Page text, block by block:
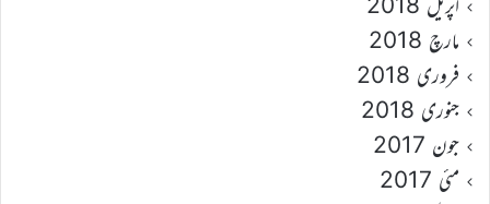
مارچ 2018
فروری 2018
جنوری 2018
جون 2017
مئی 2017